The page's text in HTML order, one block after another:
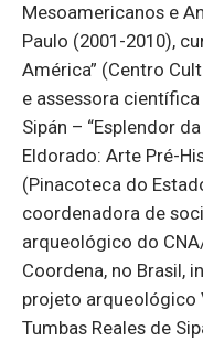
Mesoamericanos e
Paulo (2001-2010),
América” (Centro
e assessora
Sipán – “Esplendor
Eldorado: Arte Pré-
(Pinacoteca do
coordenadora de
arqueológico do
Coordena, no Brasil,
projeto arqueológico
Tumbas Reales de